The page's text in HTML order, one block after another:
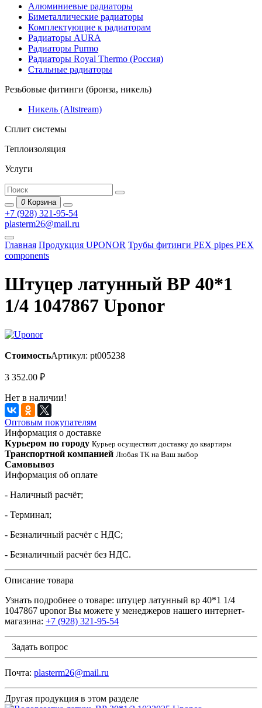
Алюминиевые радиаторы
Биметаллические радиаторы
Комплектующие к радиаторам
Радиаторы AURA
Радиаторы Purmo
Радиаторы Royal Thermo (Россия)
Стальные радиаторы
Резьбовые фитинги (бронза, никель)
Никель (Altstream)
Сплит системы
Теплоизоляция
Услуги
0 Корзина
+7 (928) 321-95-54
plasterm26@mail.ru
Главная Продукция UPONOR Трубы фитинги PEX pipes PEX
components
Штуцер латунный ВР 40*1
1/4 1047867 Uponor
СтоимостьАртикул: pt005238
3 352.00 ₽
Нет в наличии!
Оптовым покупателям
Информация о доставке
Курьером по городу Курьер осуществит доставку до квартиры
Транспортной компанией Любая ТК на Ваш выбор
Самовывоз
Информация об оплате
- Наличный расчёт;
- Терминал;
- Безналичный расчёт с НДС;
- Безналичный расчёт без НДС.
Описание товара
Узнать подробнее о товаре: штуцер латунный вр 40*1 1/4
1047867 uponor Вы можете у менеджеров нашего интернет-
магазина: +7 (928) 321-95-54
Задать вопрос
Почта: plasterm26@mail.ru
Другая продукция в этом разделе